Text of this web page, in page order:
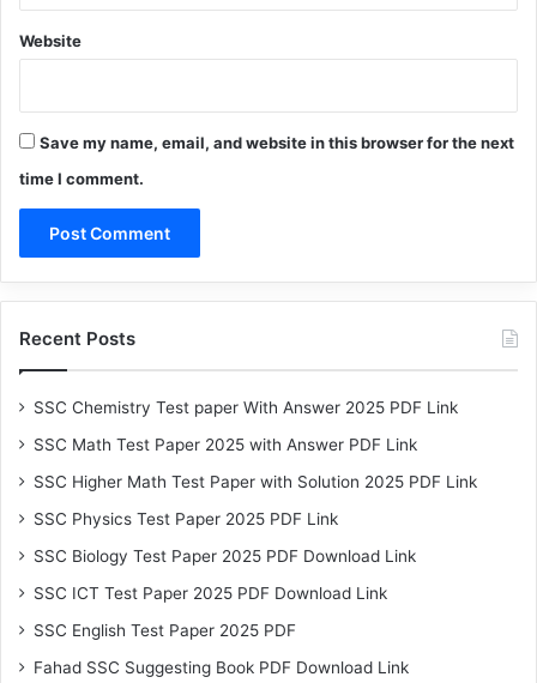
Website
Save my name, email, and website in this browser for the next
time I comment.
Recent Posts
SSC Chemistry Test paper With Answer 2025 PDF Link
SSC Math Test Paper 2025 with Answer PDF Link
SSC Higher Math Test Paper with Solution 2025 PDF Link
SSC Physics Test Paper 2025 PDF Link
SSC Biology Test Paper 2025 PDF Download Link
SSC ICT Test Paper 2025 PDF Download Link
SSC English Test Paper 2025 PDF
Fahad SSC Suggesting Book PDF Download Link